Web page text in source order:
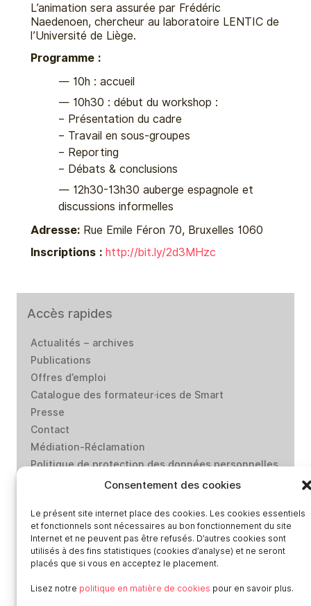
Consentement des cookies
Le présent site internet place des cookies. Les cookies essentiels
et fonctionnels sont nécessaires au bon fonctionnement du site
Internet et ne peuvent pas être refusés. D’autres cookies sont
utilisés à des fins statistiques (cookies d’analyse) et ne seront
placés que si vous en acceptez le placement.
Lisez notre politique en matière de cookies pour en savoir plus.
L’animation sera assurée par Frédéric
Naedenoen, chercheur au laboratoire LENTIC de
l’Université de Liège.
Programme :
10h : accueil
10h30 : début du workshop :
– Présentation du cadre
– Travail en sous-groupes
– Reporting
– Débats & conclusions
12h30-13h30 auberge espagnole et
discussions informelles
Adresse: Rue Emile Féron 70, Bruxelles 1060
Inscriptions : http://bit.ly/2d3MHzc
Accès rapides
Actualités – archives
Publications
Offres d’emploi
Catalogue des formateur·ices de Smart
Presse
Contact
Médiation-Réclamation
Politique de protection des données personnelles
Mentions légales
Réseaux sociaux